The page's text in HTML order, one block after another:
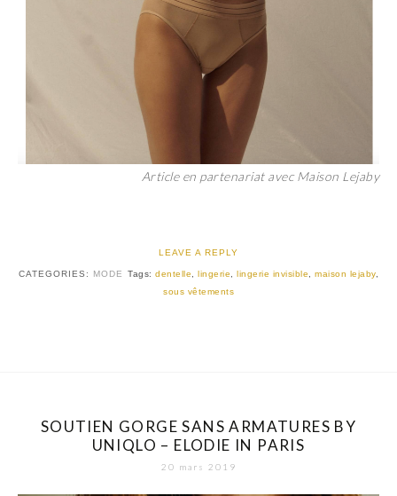
Article en partenariat avec Maison Lejaby
LEAVE A REPLY
CATEGORIES: MODE Tags: dentelle lingerie lingerie invisible maison lejaby,
sous vêtements
SOUTIEN GORGE SANS ARMATURES BY
UNIQLO – ELODIE IN PARIS
20 mars 2019